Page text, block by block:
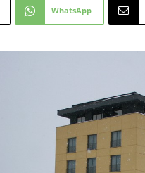
WhatsApp